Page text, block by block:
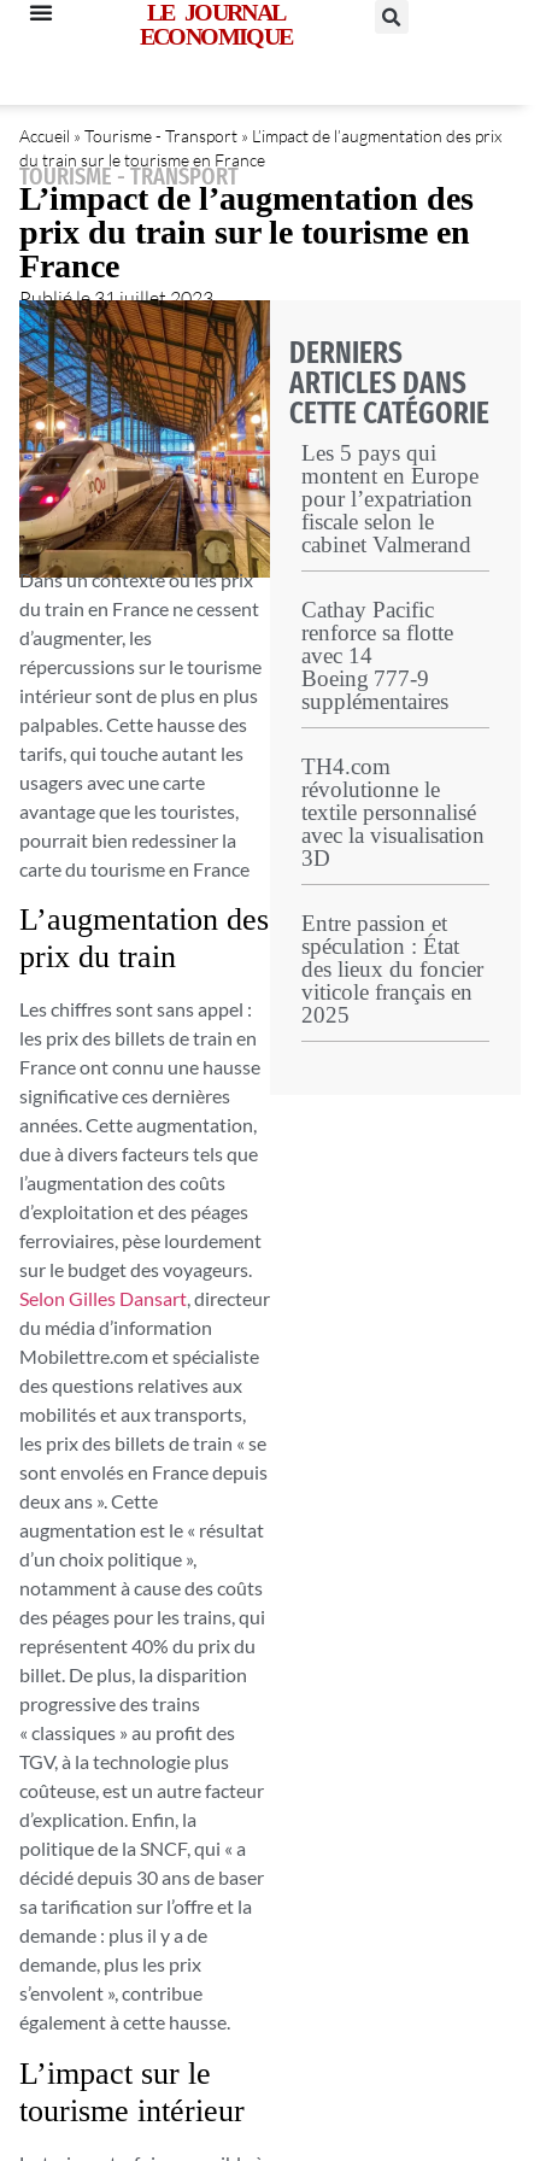
LE JOURNAL
ECONOMIQUE
Accueil » Tourisme - Transport » L’impact de l’augmentation des prix
du train sur le tourisme en France
TOURISME - TRANSPORT
L’impact de l’augmentation des
prix du train sur le tourisme en
France
Publié le31 juillet 2023
Dans un contexte où les prix
du train en France ne cessent
d’augmenter, les
répercussions sur le tourisme
intérieur sont de plus en plus
palpables. Cette hausse des
tarifs, qui touche autant les
usagers avec une carte
avantage que les touristes,
pourrait bien redessiner la
carte du tourisme en France
L’augmentation des
prix du train
Les chiffres sont sans appel :
les prix des billets de train en
France ont connu une hausse
significative ces dernières
années. Cette augmentation,
due à divers facteurs tels que
l’augmentation des coûts
d’exploitation et des péages
ferroviaires, pèse lourdement
sur le budget des voyageurs.
Selon Gilles Dansart, directeur
du média d’information
Mobilettre.com et spécialiste
des questions relatives aux
mobilités et aux transports,
les prix des billets de train « se
sont envolés en France depuis
deux ans ». Cette
augmentation est le « résultat
d’un choix politique »,
notamment à cause des coûts
des péages pour les trains, qui
représentent 40% du prix du
billet. De plus, la disparition
progressive des trains
« classiques » au profit des
TGV, à la technologie plus
coûteuse, est un autre facteur
d’explication. Enfin, la
politique de la SNCF, qui « a
décidé depuis 30 ans de baser
sa tarification sur l’offre et la
demande : plus il y a de
demande, plus les prix
s’envolent », contribue
également à cette hausse.
L’impact sur le
tourisme intérieur
DERNIERS
ARTICLES DANS
CETTE CATÉGORIE
Les 5 pays qui
montent en Europe
pour l’expatriation
fiscale selon le
cabinet Valmerand
Cathay Pacific
renforce sa flotte
avec 14
Boeing 777‑9
supplémentaires
TH4.com
révolutionne le
textile personnalisé
avec la visualisation
3D
Entre passion et
spéculation : État
des lieux du foncier
viticole français en
2025